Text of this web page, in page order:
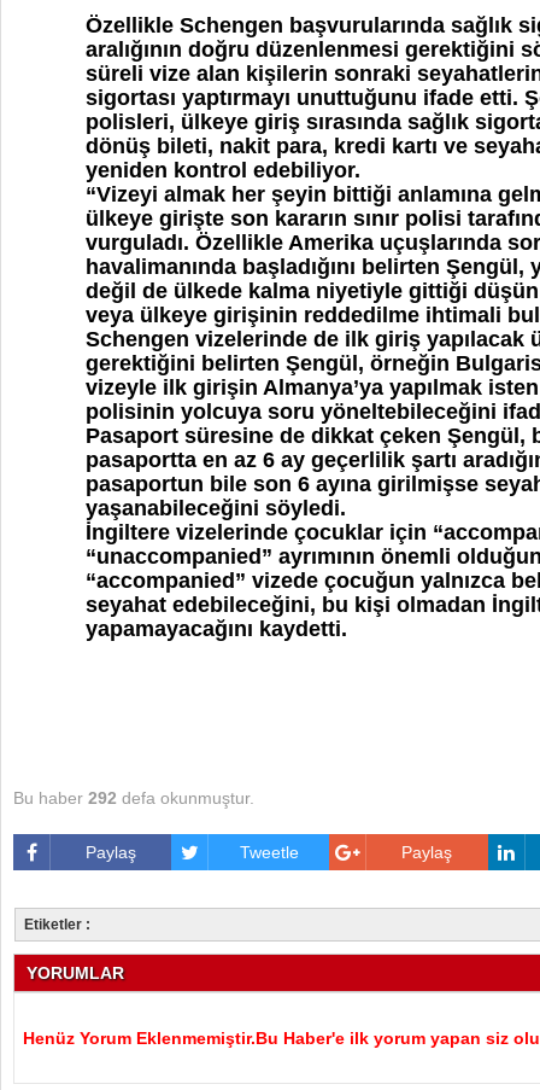
Özellikle Schengen başvurularında sağlık
aralığının doğru düzenlenmesi gerektiğini
süreli vize alan kişilerin sonraki
sigortası yaptırmayı unuttuğunu ifade etti.
polisleri, ülkeye giriş sırasında sağlık
dönüş bileti, nakit para, kredi kartı ve
yeniden kontrol edebiliyor.
“Vizeyi almak her şeyin bittiği anlamına
ülkeye girişte son kararın sınır polisi
vurguladı. Özellikle Amerika uçuşlarında
havalimanında başladığını belirten
değil de ülkede kalma niyetiyle gittiği
veya ülkeye girişinin reddedilme ihtimali
Schengen vizelerinde de ilk giriş yapılacak
gerektiğini belirten Şengül, örneğin
vizeyle ilk girişin Almanya’ya yapılmak
polisinin yolcuya soru yöneltebileceğini
Pasaport süresine de dikkat çeken Şengül,
pasaportta en az 6 ay geçerlilik şartı
pasaportun bile son 6 ayına girilmişse
yaşanabileceğini söyledi.
İngiltere vizelerinde çocuklar için
“unaccompanied” ayrımının önemli
“accompanied” vizede çocuğun yalnızca
seyahat edebileceğini, bu kişi olmadan
yapamayacağını kaydetti.
Bu haber 292 defa okunmuştur.
Paylaş Tweetle Paylaş
Etiketler :
YORUMLAR
Henüz Yorum Eklenmemiştir.Bu Haber'e ilk yorum yapan siz